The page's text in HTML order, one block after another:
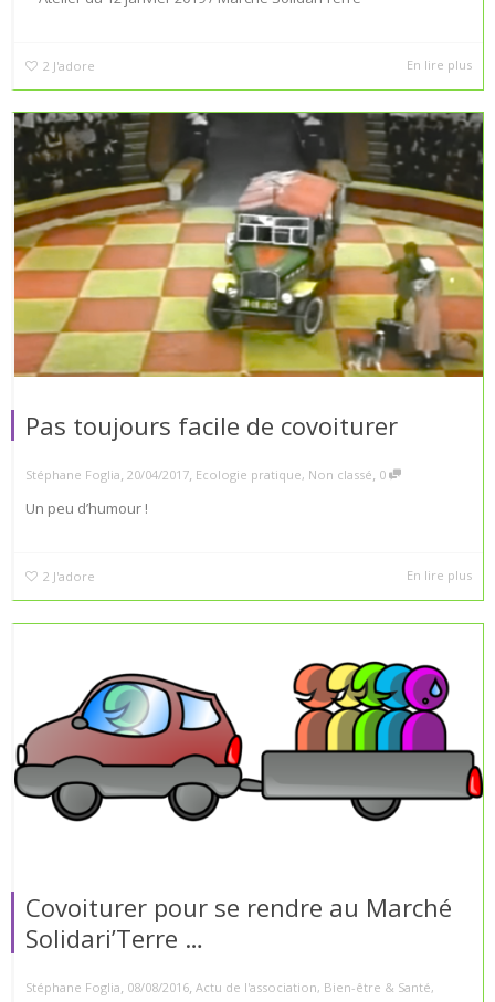
2 J'adore En lire plus
Pas toujours facile de covoiturer
Stéphane Foglia 20/04/2017 Ecologie pratique, Non classé 0
Un peu d’humour !
2 J'adore En lire plus
Covoiturer pour se rendre au Marché
Solidari’Terre …
Stéphane Foglia, 08/08/2016, Actu de l'association, Bien-être & Santé,